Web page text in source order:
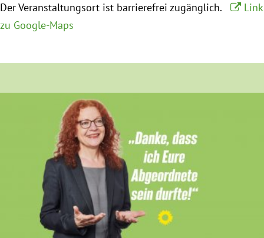
München
Zur Person
Kontakt
Presse
Der Veranstaltungsort ist barrierefrei zugänglich.
Link
zu Google-Maps